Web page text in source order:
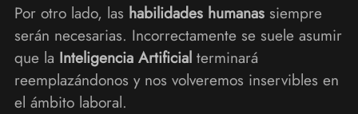
Por otro lado, las habilidades humanassiempre
serán necesarias. Incorrectamente se suele asumir
que la Inteligencia Artificialterminará
reemplazándonos y nos volveremos inservibles en
el ámbito laboral.